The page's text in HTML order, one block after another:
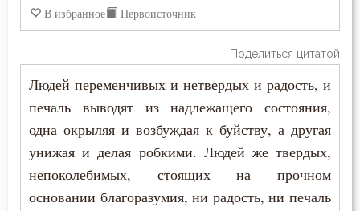
Тело
Трезвение
Троица
Украшение
В избранное Первоисточник
Поделиться цитатой
Людей переменчивых и нетвердых и радость, и
печаль выводят из надлежащего состояния,
одна окрыляя и возбуждая к буйству, а другая
унижая и делая робкими. Людей же твердых,
непоколебимых, стоящих на прочном
основании благоразумия, ни радость, ни печаль